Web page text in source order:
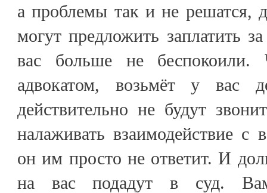
а проблемы так и не решатся,
могут предложить заплатить
вас больше не беспокоили.
адвокатом, возьмёт у вас
действительно не будут
налаживать взаимодействие
он им просто не ответит. И
на вас подадут в суд.